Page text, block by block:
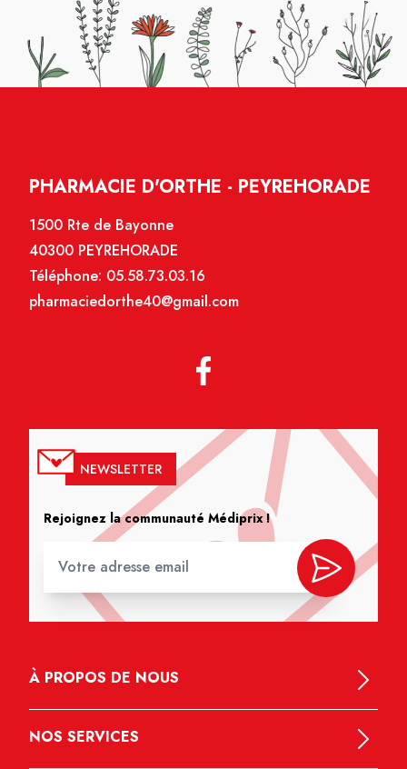
PHARMACIE D'ORTHE - PEYREHORADE
1500 Rte de Bayonne
40300 PEYREHORADE
Téléphone: 05.58.73.03.16
pharmaciedorthe40@gmail.com
NEWSLETTER
Rejoignez la communauté Médiprix !
À PROPOS DE NOUS
NOS SERVICES